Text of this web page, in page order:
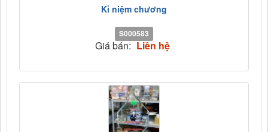
Kỉ niệm chương
S000583
Giá bán: Liên hệ